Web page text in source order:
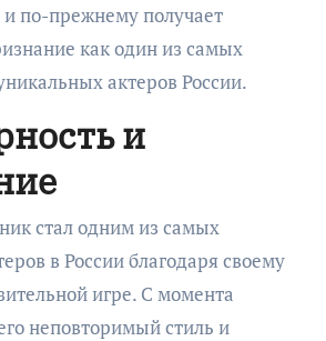
и по-прежнему получает
как один из самых
актеров России.
и
стал одним из самых
в России благодаря своему
игре. С момента
неповторимый стиль и